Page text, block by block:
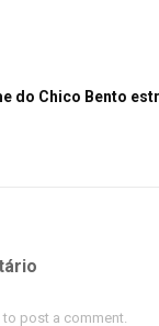
do Chico Bento
to post a comment.